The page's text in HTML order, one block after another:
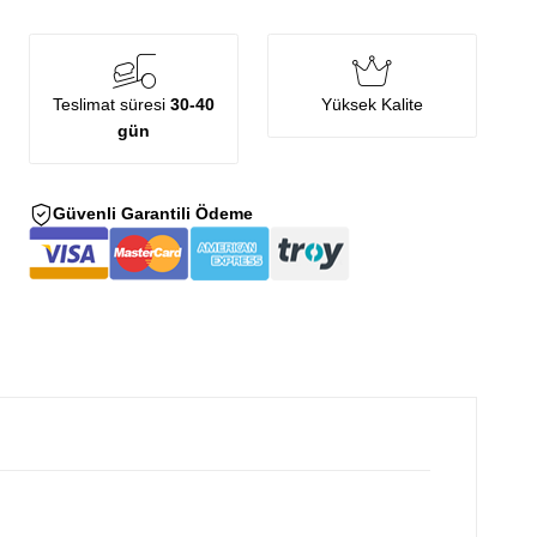
Teslimat süresi30-40
gün
Yüksek Kalite
Güvenli Garantili Ödeme